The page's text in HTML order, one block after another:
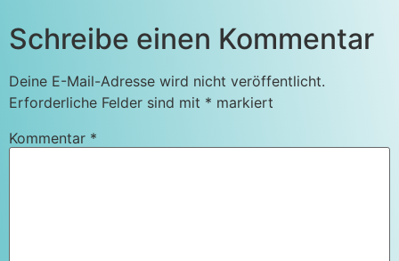
Schreibe einen Kommentar
Deine E-Mail-Adresse wird nicht veröffentlicht.
Erforderliche Felder sind mit * markiert
Kommentar *